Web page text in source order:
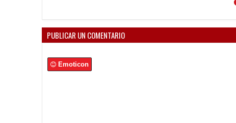
PUBLICAR UN COMENTARIO
Emoticon